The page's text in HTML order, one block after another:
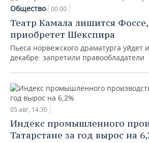
Общество 00:00
Театр Камала лишится
приобретет Шекспира
Пьеса норвежского драматурга уйдет
декабре: запретили правообладатели
05 авг, 14:30
Индекс промышленного
Татарстане за год вырос на